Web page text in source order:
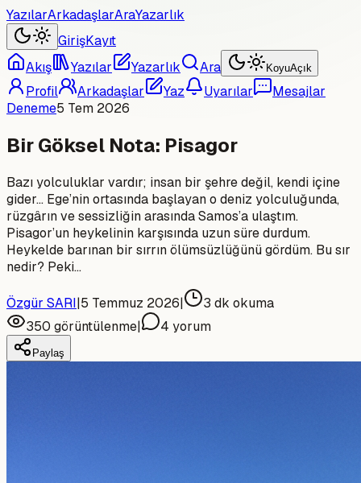
YazılarArkadaşlarAraYazarlık
GirişKayıt
Akış
Yazılar Yazarlık Ara KoyuAçık
Profil Arkadaşlar Yaz Uyarılar
Mesajlar
Deneme5 Tem 2026
Bir Göksel Nota: Pisagor
Bazı yolculuklar vardır; insan bir şehre değil, kendi içine
gider… Ege’nin ortasında başlayan o deniz yolculuğunda,
rüzgârın ve sessizliğin arasında Samos’a ulaştım.
Pisagor’un heykelinin karşısında uzun süre durdum.
Heykelde barınan bir sırrın ölümsüzlüğünü gördüm. Bu sır
nedir? Peki...
Özgür SARI|5 Temmuz 2026| 3 dk okuma
350 görüntülenme| 4 yorum
Paylaş